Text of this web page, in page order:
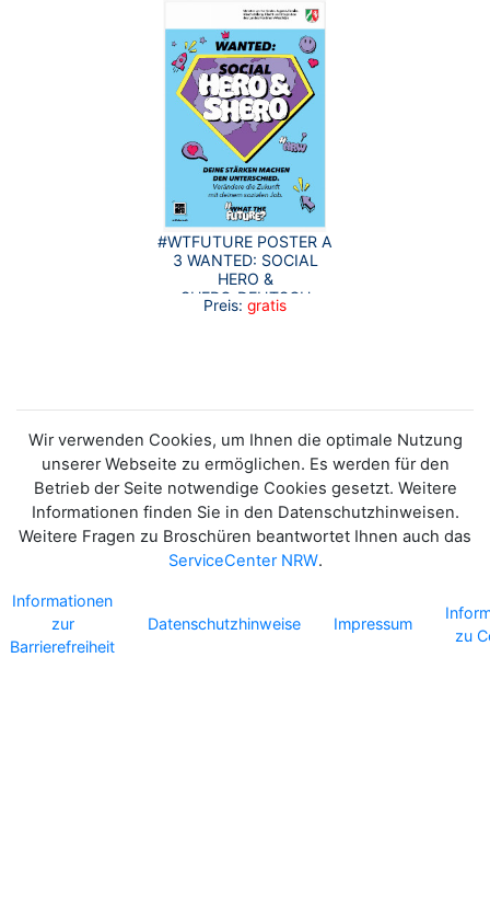
#WTFUTURE POSTER A
3 WANTED: SOCIAL
HERO &
SHERO_DEUTSCH
Preis: gratis
Wir verwenden Cookies, um Ihnen die optimale Nutzung
unserer Webseite zu ermöglichen. Es werden für den
Betrieb der Seite notwendige Cookies gesetzt. Weitere
Informationen finden Sie in den Datenschutzhinweisen.
Weitere Fragen zu Broschüren beantwortet Ihnen auch das
ServiceCenter NRW.
Informationen
zur
Barrierefreiheit
Datenschutzhinweise Impressum
zu